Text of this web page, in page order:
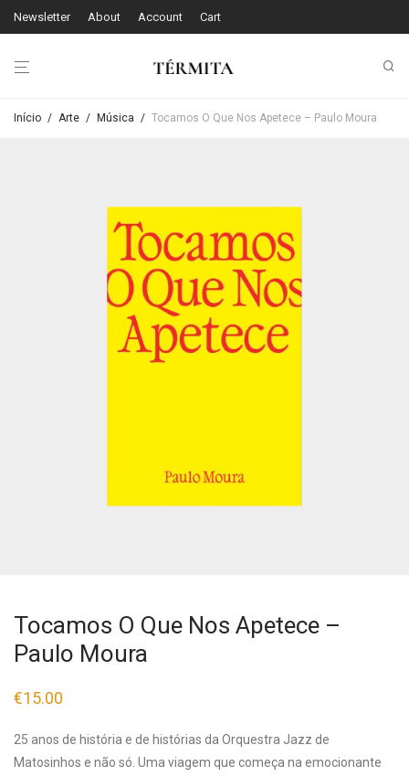
Newsletter About Account Cart
Início / Arte / Música / Tocamos O Que Nos Apetece – Paulo Moura
Tocamos O Que Nos Apetece –
Paulo Moura
€15.00
25 anos de história e de histórias da Orquestra Jazz de
Matosinhos e não só. Uma viagem que começa na emocionante